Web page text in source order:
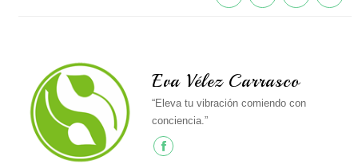
Eva Vélez Carrasco
“Eleva tu vibración comiendo con
conciencia.”